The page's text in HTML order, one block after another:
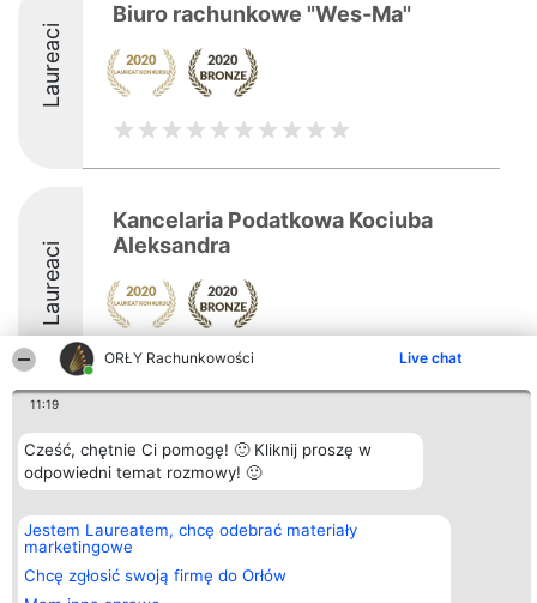
ORŁY Rachunkowości Live chat
11:19
Cześć, chętnie Ci pomogę! 🙂 Kliknij proszę w
odpowiedni temat rozmowy! 🙂
Jestem Laureatem, chcę odebrać materiały
marketingowe
Chcę zgłosić swoją firmę do Orłów
Laureaci
Biuro rachunkowe "Wes-Ma"
Laureaci
Kancelaria Podatkowa Kociuba
Aleksandra
Organizator plebiscytu
Bright Side Solutions sp. z o.
o. sp. k.
Wrocław 50-079
KRS 0000749100 | Regon
381313360 | NIP 8943132676
+48 508 492 400
Plebiscyt
Laureaci
Lista
Laureatów
Zasady
Polityka
Kontakt